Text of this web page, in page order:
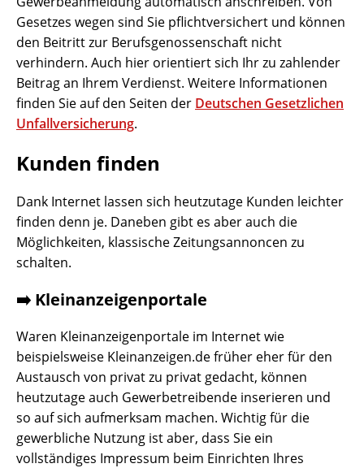
Gesetzes wegen sind Sie pflichtversichert und können
den Beitritt zur Berufsgenossenschaft nicht
verhindern. Auch hier orientiert sich Ihr zu zahlender
Beitrag an Ihrem Verdienst. Weitere Informationen
finden Sie auf den Seiten der Deutschen Gesetzlichen
Unfallversicherung.
Kunden finden
Dank Internet lassen sich heutzutage Kunden leichter
finden denn je. Daneben gibt es aber auch die
Möglichkeiten, klassische Zeitungsannoncen zu
schalten.
➡️ Kleinanzeigenportale
Waren Kleinanzeigenportale im Internet wie
beispielsweise Kleinanzeigen.de früher eher für den
Austausch von privat zu privat gedacht, können
heutzutage auch Gewerbetreibende inserieren und
so auf sich aufmerksam machen. Wichtig für die
gewerbliche Nutzung ist aber, dass Sie ein
vollständiges Impressum beim Einrichten Ihres